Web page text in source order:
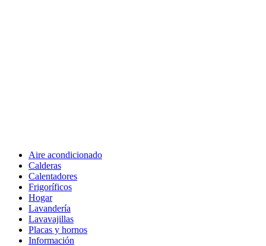
Aire acondicionado
Calderas
Calentadores
Frigoríficos
Hogar
Lavandería
Lavavajillas
Placas y hornos
Información